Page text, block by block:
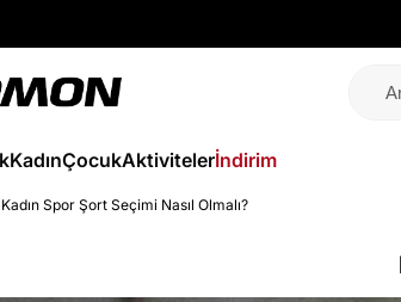
KadınÇocukAktivitelerİndirim
Kadın Spor Şort Seçimi Nasıl Olmalı?